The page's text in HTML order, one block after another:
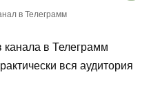
в Телеграмм
канала в Телеграмм
вся аудитория